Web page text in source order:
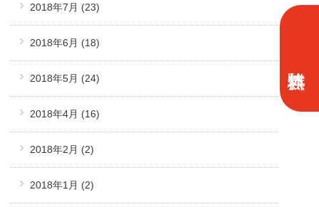
2018年7月 (23)
2018年6月 (18)
2018年5月 (24)
2018年4月 (16)
2018年2月 (2)
2018年1月 (2)